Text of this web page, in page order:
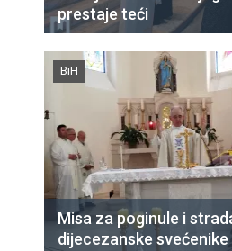
prestaje teći
BiH
Misa za poginule i
dijecezanske